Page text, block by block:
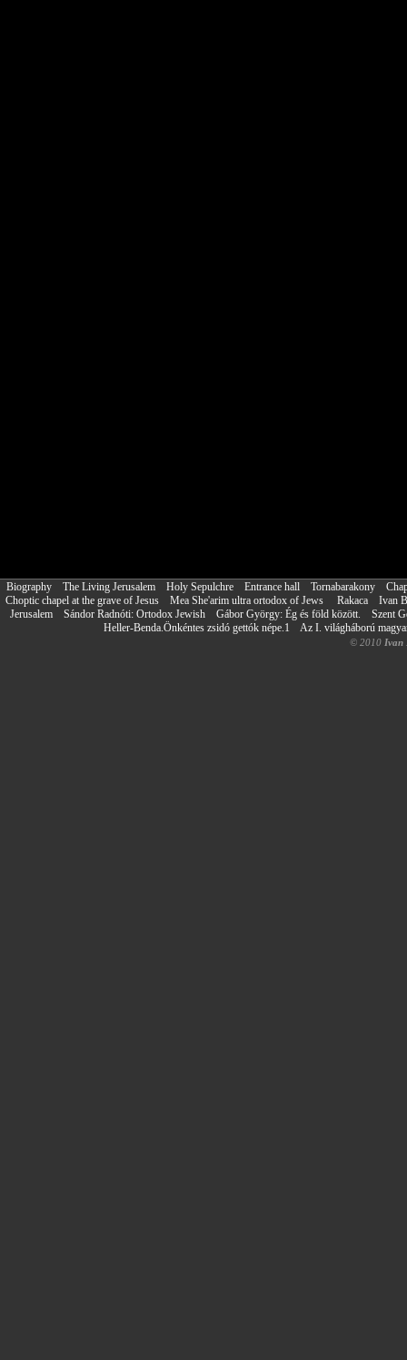
Biography The Living Jerusalem Holy Sepulchre Entrance hall Tornabarakony
Choptic chapel at the grave of Jesus Mea She'arim ultra ortodox of Jews Rakaca Ivan
Jerusalem Sándor Radnóti: Ortodox Jewish Gábor György: Ég és föld között. Szent
Heller-Benda.Önkéntes zsidó gettók népe.1 Az I. világháború
© 2010 Ivan